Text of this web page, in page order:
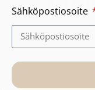
Sähköpostiosoite